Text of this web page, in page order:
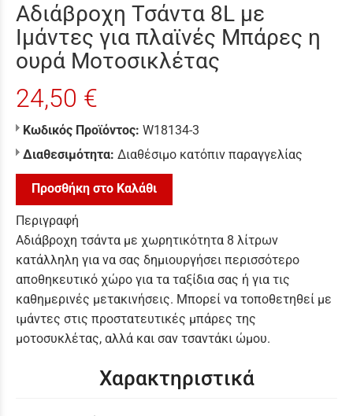
Αδιάβροχη Τσάντα 8L με
Ιμάντες για πλαϊνές Μπάρες η
ουρά Μοτοσικλέτας
24,50 €
Κωδικός Προϊόντος: W18134-3
Διαθεσιμότητα: Διαθέσιμο κατόπιν παραγγελίας
Προσθήκη στο Καλάθι
Περιγραφή
Αδιάβροχη τσάντα με χωρητικότητα 8 λίτρων
κατάλληλη για να σας δημιουργήσει περισσότερο
αποθηκευτικό χώρο για τα ταξίδια σας ή για τις
καθημερινές μετακινήσεις. Μπορεί να τοποθετηθεί με
ιμάντες στις προστατευτικές μπάρες της
μοτοσυκλέτας, αλλά και σαν τσαντάκι ώμου.
Χαρακτηριστικά